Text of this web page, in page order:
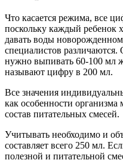
Что касается режима, все
поскольку каждый ребенок
давать воды
специалистов
нужно выпивать 60-100 мл
называют цифру в 200 мл.
Все значения
как особенности
состав питательных смесей.
Учитывать необходимо и
составляет всего 250 мл.
полезной и питательной